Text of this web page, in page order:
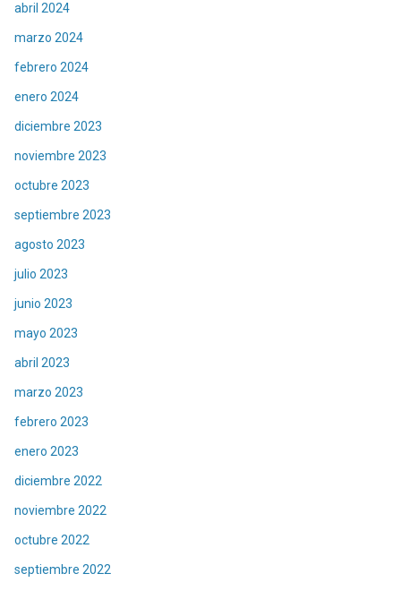
abril 2024
marzo 2024
febrero 2024
enero 2024
diciembre 2023
noviembre 2023
octubre 2023
septiembre 2023
agosto 2023
julio 2023
junio 2023
mayo 2023
abril 2023
marzo 2023
febrero 2023
enero 2023
diciembre 2022
noviembre 2022
octubre 2022
septiembre 2022